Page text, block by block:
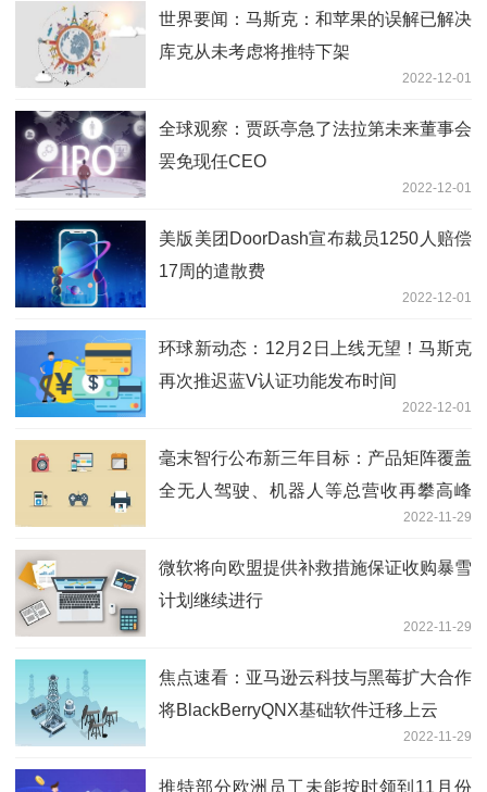
世界要闻：马斯克：和苹果的误解已解决
库克从未考虑将推特下架
2022-12-01
全球观察：贾跃亭急了法拉第未来董事会
罢免现任CEO
2022-12-01
美版美团DoorDash宣布裁员1250人赔偿
17周的遣散费
2022-12-01
环球新动态：12月2日上线无望！马斯克
再次推迟蓝V认证功能发布时间
2022-12-01
毫末智行公布新三年目标：产品矩阵覆盖
全无人驾驶、机器人等总营收再攀高峰
2022-11-29
微软将向欧盟提供补救措施保证收购暴雪
计划继续进行
2022-11-29
焦点速看：亚马逊云科技与黑莓扩大合作
将BlackBerryQNX基础软件迁移上云
2022-11-29
推特部分欧洲员工未能按时领到11月份